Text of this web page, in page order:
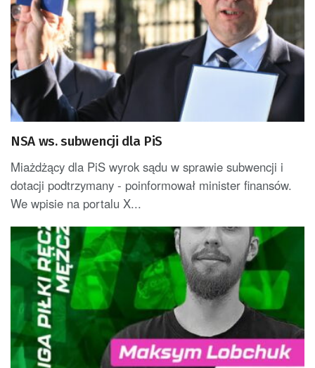
NSA ws. subwencji dla PiS
Miażdżący dla PiS wyrok sądu w sprawie subwencji i
dotacji podtrzymany - poinformował minister finansów.
We wpisie na portalu X...